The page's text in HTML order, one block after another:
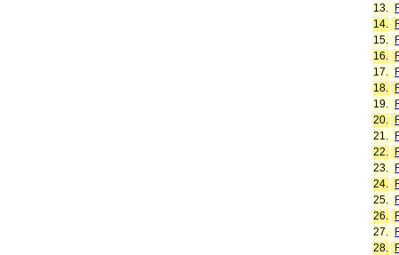
13.
14.
15.
16.
17.
18.
19.
20.
21.
22.
23.
24.
25.
26.
27.
28.